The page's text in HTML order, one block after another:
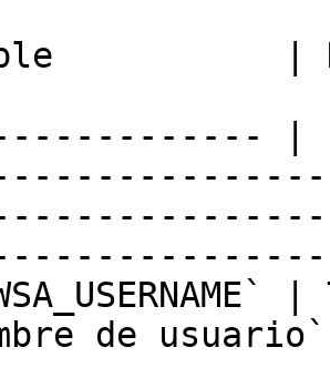
|
|
de